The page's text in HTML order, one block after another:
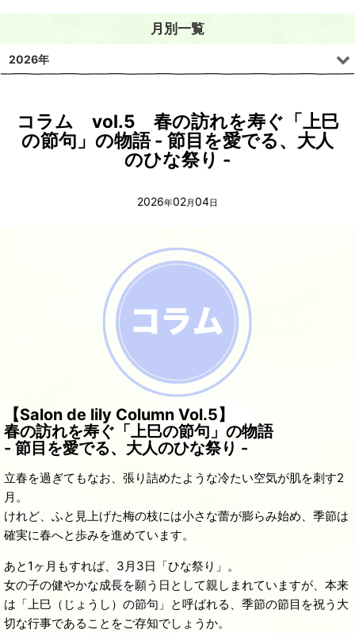
コラム vol.5 春の訪れを寿ぐ「上巳
の節句」の物語 - 節目を愛でる、大人
のひな祭り -
2026年02月04日
【Salon de lily Column Vol.5】
春の訪れを寿ぐ「上巳の節句」の物語
- 節目を愛でる、大人のひな祭り -
立春を過ぎてもなお、張り詰めたような冷たい空気が肌を刺す2
月。
けれど、ふと見上げた梅の枝には小さな蕾が膨らみ始め、季節は
確実に春へと歩みを進めています。
あと1ヶ月もすれば、3月3日「ひな祭り」。
女の子の健やかな成長を願う日として親しまれていますが、本来
は「上巳（じょうし）の節句」と呼ばれる、季節の節目を祝う大
切な行事であることをご存知でしょうか。
月別一覧
2026年